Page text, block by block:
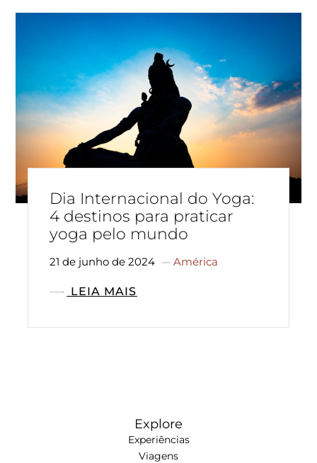
Dia Internacional do Yoga:
4 destinos para praticar
yoga pelo mundo
21 de junho de 2024 América
LEIA MAIS
Explore
Experiências
Viagens